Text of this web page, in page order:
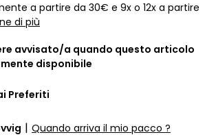
a partire da 30€ e 9x o 12x a partire
di più
avvisato/a quando questo articolo
disponibile
Preferiti
| Quando arriva il mio pacco ?